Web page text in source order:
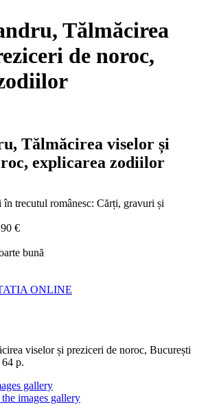
Tălmăcirea
de noroc,
Tălmăcirea viselor și
explicarea zodiilor
trecutul românesc: Cărți, gravuri și
€
bună
ONLINE
viselor și preziceri de noroc, București
p.
gallery
images gallery